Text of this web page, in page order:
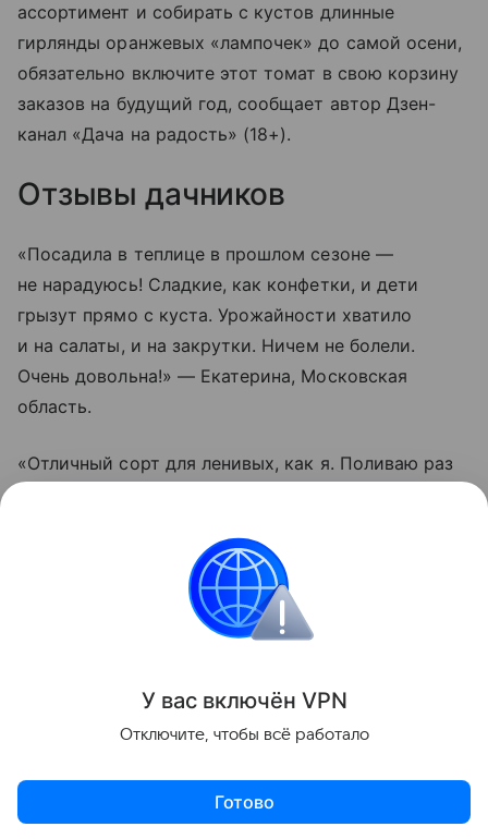
ассортимент и собирать с кустов длинные
гирлянды оранжевых «лампочек» до самой осени,
обязательно включите этот томат в свою корзину
заказов на будущий год, сообщает автор Дзен-
канал «Дача на радость» (18+).
Отзывы дачников
«Посадила в теплице в прошлом сезоне —
не нарадуюсь! Сладкие, как конфетки, и дети
грызут прямо с куста. Урожайности хватило
и на салаты, и на закрутки. Ничем не болели.
Очень довольна!» — Екатерина, Московская
область.
«Отличный сорт для ленивых, как я. Поливаю раз
после дождей. Вкус действительно насыщенный.
Буду сажать еще», — Олег, Краснодарский край.
Актуальное Топ дня Видео Приложение
У вас включён VPN
Отключите, чтобы всё работало
Готово